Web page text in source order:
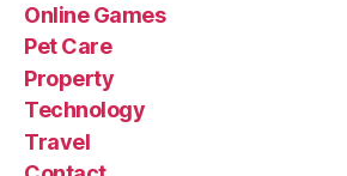
Online Games
Pet Care
Property
Technology
Travel